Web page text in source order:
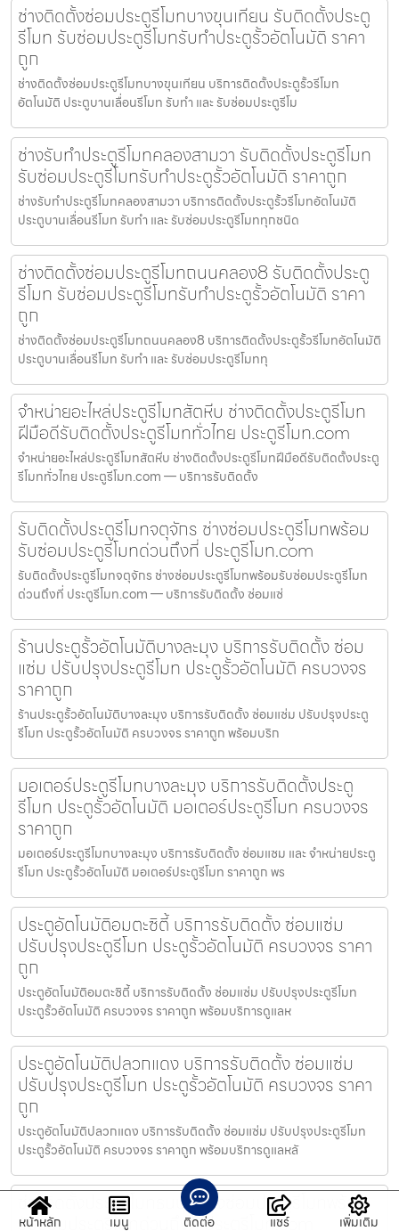
ช่างติดตั้งซ่อมประตูรีโมทบางขุนเทียน รับติดตั้งประตู
รีโมท รับซ่อมประตูรีโมทรับทำประตูรั้วอัตโนมัติ ราคา
ถูก
ช่างติดตั้งซ่อมประตูรีโมทบางขุนเทียน บริการติดตั้งประตูรั้วรีโมท
อัตโนมัติ ประตูบานเลื่อนรีโมท รับทำ และ รับซ่อมประตูรีโม
ช่างรับทำประตูรีโมทคลองสามวา รับติดตั้งประตูรีโมท
รับซ่อมประตูรีโมทรับทำประตูรั้วอัตโนมัติ ราคาถูก
ช่างรับทำประตูรีโมทคลองสามวา บริการติดตั้งประตูรั้วรีโมทอัตโนมัติ
ประตูบานเลื่อนรีโมท รับทำ และ รับซ่อมประตูรีโมททุกชนิด
ช่างติดตั้งซ่อมประตูรีโมทถนนคลอง8 รับติดตั้งประตู
รีโมท รับซ่อมประตูรีโมทรับทำประตูรั้วอัตโนมัติ ราคา
ถูก
ช่างติดตั้งซ่อมประตูรีโมทถนนคลอง8 บริการติดตั้งประตูรั้วรีโมทอัตโนมัติ
ประตูบานเลื่อนรีโมท รับทำ และ รับซ่อมประตูรีโมททุ
จำหน่ายอะไหล่ประตูรีโมทสัตหีบ ช่างติดตั้งประตูรีโมท
ฝีมือดีรับติดตั้งประตูรีโมททั่วไทย ประตูรีโมท.com
จำหน่ายอะไหล่ประตูรีโมทสัตหีบ ช่างติดตั้งประตูรีโมทฝีมือดีรับติดตั้งประตู
รีโมททั่วไทย ประตูรีโมท.com — บริการรับติดตั้ง
รับติดตั้งประตูรีโมทจตุจักร ช่างซ่อมประตูรีโมทพร้อม
รับซ่อมประตูรีโมทด่วนถึงที่ ประตูรีโมท.com
รับติดตั้งประตูรีโมทจตุจักร ช่างซ่อมประตูรีโมทพร้อมรับซ่อมประตูรีโมท
ด่วนถึงที่ ประตูรีโมท.com — บริการรับติดตั้ง ซ่อมแซ่
ร้านประตูรั้วอัตโนมัติบางละมุง บริการรับติดตั้ง ซ่อม
แซ่ม ปรับปรุงประตูรีโมท ประตูรั้วอัตโนมัติ ครบวงจร
ราคาถูก
ร้านประตูรั้วอัตโนมัติบางละมุง บริการรับติดตั้ง ซ่อมแซ่ม ปรับปรุงประตู
รีโมท ประตูรั้วอัตโนมัติ ครบวงจร ราคาถูก พร้อมบริก
มอเตอร์ประตูรีโมทบางละมุง บริการรับติดตั้งประตู
รีโมท ประตูรั้วอัตโนมัติ มอเตอร์ประตูรีโมท ครบวงจร
ราคาถูก
มอเตอร์ประตูรีโมทบางละมุง บริการรับติดตั้ง ซ่อมแซม และ จำหน่ายประตู
รีโมท ประตูรั้วอัตโนมัติ มอเตอร์ประตูรีโมท ราคาถูก พร
ประตูอัตโนมัติอมตะซิตี้ บริการรับติดตั้ง ซ่อมแซ่ม
ปรับปรุงประตูรีโมท ประตูรั้วอัตโนมัติ ครบวงจร ราคา
ถูก
ประตูอัตโนมัติอมตะซิตี้ บริการรับติดตั้ง ซ่อมแซ่ม ปรับปรุงประตูรีโมท
ประตูรั้วอัตโนมัติ ครบวงจร ราคาถูก พร้อมบริการดูแลห
ประตูอัตโนมัติปลวกแดง บริการรับติดตั้ง ซ่อมแซ่ม
ปรับปรุงประตูรีโมท ประตูรั้วอัตโนมัติ ครบวงจร ราคา
ถูก
ประตูอัตโนมัติปลวกแดง บริการรับติดตั้ง ซ่อมแซ่ม ปรับปรุงประตูรีโมท
ประตูรั้วอัตโนมัติ ครบวงจร ราคาถูก พร้อมบริการดูแลหลั
ช่างติดตั้งประตูรีโมทธนบุรี ช่างซ่อมประตูรีโมทพร้อม
รับซ่อมประตูรีโมทด่วนถึงที่ ประตูรีโมท.com
หน้าหลัก เมนู ติดต่อ แชร์ เพิ่มเติม